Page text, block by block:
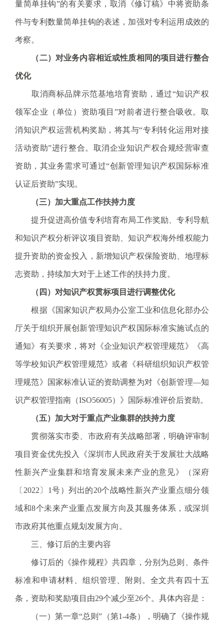
量简单挂钩”的有关要求，取消《修订稿》中将资助条
件与专利数量简单挂钩的表述，加强对专利运用成效的
考察。
（二） 对业务内容相近或性质相同的项目进行整合
优化
取消商标品牌示范基地培育资助，通过“知识产权
领军企业（单位）资助项目”对前者进行整合吸收。取
消知识产权运营机构奖励，将其与“专利转化运用对接
活动资助”进行整合。取消企业知识产权合规经营审查
资助，其业务需求可通过“创新管理知识产权国际标准
认证后资助”实现。
（三） 加大重点工作扶持力度
提升促进高价值专利培育布局工作奖励、专利导航
和知识产权分析评议项目资助、知识产权海外维权能力
提升资助的资金投入，新增知识产权保险资助、地理标
志资助，持续加大对于上述工作的扶持力度。
（四） 对知识产权贯标项目进行调整优化
根据《国家知识产权局办公室工业和信息化部办公
厅关于组织开展创新管理知识产权国际标准实施试点的
通知》有关要求，将对《企业知识产权管理规范》《高
等学校知识产权管理规范》或者《科研组织知识产权管
理规范》国家标准认证的资助调整为对《创新管理—知
识产权管理指南（ISO56005）》国际标准评价后资助。
（五） 加大对于重点产业集群的扶持力度
贯彻落实市委、市政府有关战略部署，明确评审制
项目资金优先投入《深圳市人民政府关于发展壮大战略
性新兴产业集群和培育发展未来产业的意见》（深府
〔2022〕1号）列出的20个战略性新兴产业重点细分领
域和8个未来产业重点发展方向及其服务体系，或深圳
市政府其他重点规划发展方向。
三、修订后的主要内容
修订后的《操作规程》共四章，分别为总则、条件
标准和申请材料、组织管理、附则。全文共有四十五
条，资助和奖励项目由29个减少至26个。具体内容是：
（一）第一章“总则”（第1-4条），明确了《操作规